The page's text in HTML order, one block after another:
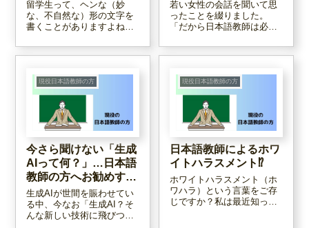
留学生って、ヘンな（妙
な、不自然な）形の文字を
書くことがありますよね。
いる文字、つまり本やスマ
人が手で書く文字とはかな
り違います。この記事では
フォントについてまとめて
みました。
若い女性の会話を聞いて思
ったことを綴りました。
「だから日本語教師は必要
ています！
現役日本語教師の方
今さら聞けない「生成
AIって何？」…日本語
教師の方へお勧めする
理由
生成AIが世間を賑わせてい
る中、今なお「生成AI？そ
んな新しい技術に飛びつか
現役日本語教師の方
日本語教師によるホワ
イトハラスメント⁉
ホワイトハラスメント（ホ
ワハラ）という言葉をご存
じですか？私は最近知った